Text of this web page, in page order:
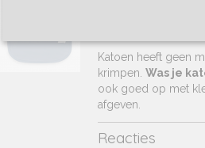
Katoen heeft geen
krimpen. Was je
ook goed op met
afgeven.
Reacties